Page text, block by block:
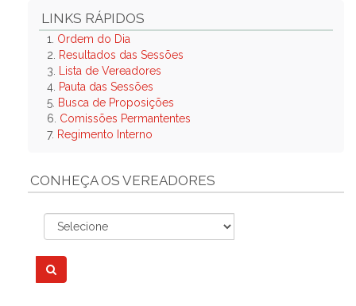
LINKS RÁPIDOS
1. Ordem do Dia
2.
Resultados das Sessões
3.
Lista de Vereadores
4. Pauta das Sessões
5. Busca de Proposições
6. Comissões Permantentes
7. Regimento Interno
CONHEÇA OS VEREADORES